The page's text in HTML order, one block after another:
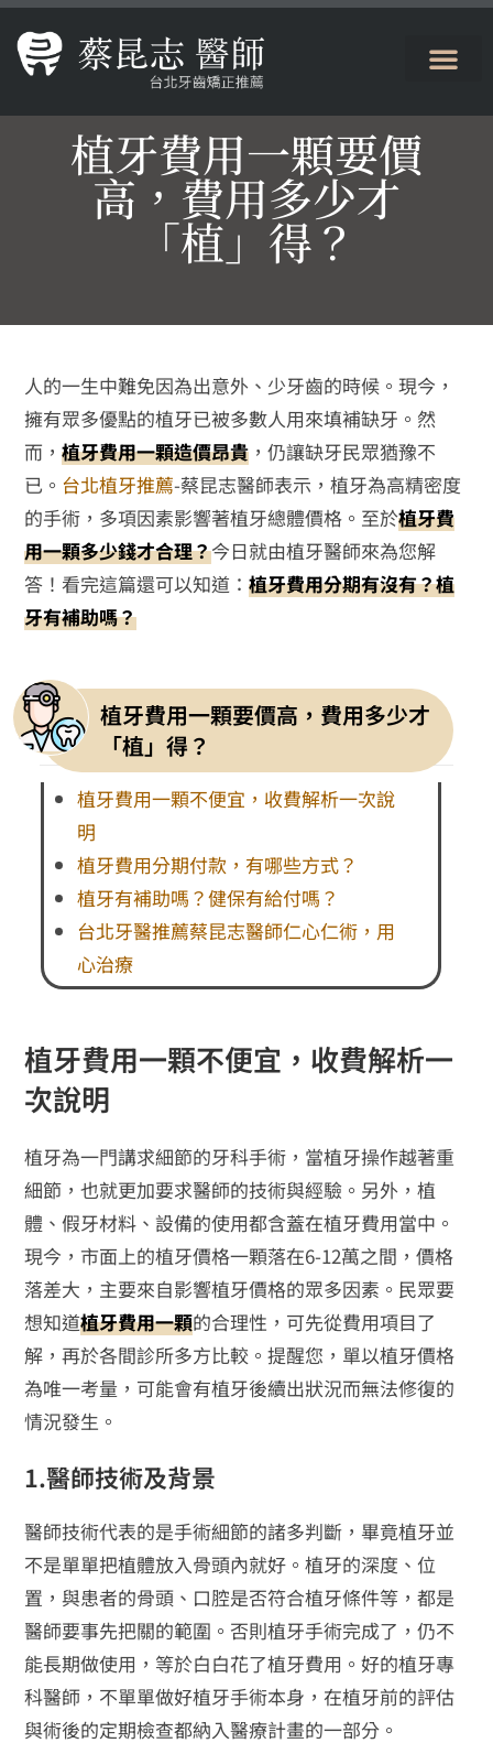
植牙費用一顆要價
高，費用多少才
「植」得？
人的一生中難免因為出意外、少牙齒的時候。現今，
擁有眾多優點的植牙已被多數人用來填補缺牙。然
而，植牙費用一顆造價昂貴 ，仍讓缺牙民眾猶豫不
已。 台北植牙推薦-蔡昆志醫師表示，植牙為高精密度
的手術，多項因素影響著植牙總體價格。至於植牙費
用一顆多少錢才合理？今日就由植牙醫師來為您解
答！看完這篇還可以知道：植牙費用分期有沒有？植
牙有補助嗎？
植牙費用一顆要價高，費用多少才
「植」得？
植牙費用一顆不便宜，收費解析一次說
明
植牙費用分期付款，有哪些方式？
植牙有補助嗎？健保有給付嗎？
台北牙醫推薦蔡昆志醫師仁心仁術，用
心治療
植牙費用一顆不便宜，收費解析一
次說明
植牙為一門講求細節的牙科手術，當植牙操作越著重
細節，也就更加要求醫師的技術與經驗。另外，植
體、假牙材料、設備的使用都含蓋在植牙費用當中。
現今，市面上的植牙價格一顆落在6-12萬之間，價格
落差大，主要來自影響植牙價格的眾多因素。民眾要
想知道植牙費用一顆的合理性，可先從費用項目了
解，再於各間診所多方比較。提醒您，單以植牙價格
為唯一考量，可能會有植牙後續出狀況而無法修復的
情況發生。
1.醫師技術及背景
醫師技術代表的是手術細節的諸多判斷，畢竟植牙並
不是單單把植體放入骨頭內就好。植牙的深度、位
置，與患者的骨頭、口腔是否符合植牙條件等，都是
醫師要事先把關的範圍。否則植牙手術完成了，仍不
能長期做使用，等於白白花了植牙費用。好的植牙專
科醫師，不單單做好植牙手術本身，在植牙前的評估
與術後的定期檢查都納入醫療計畫的一部分。